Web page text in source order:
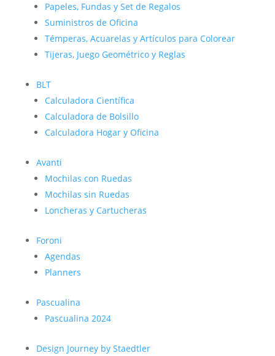
Papeles, Fundas y Set de Regalos
Suministros de Oficina
Témperas, Acuarelas y Artículos para Colorear
Tijeras, Juego Geométrico y Reglas
BLT
Calculadora Científica
Calculadora de Bolsillo
Calculadora Hogar y Oficina
Avanti
Mochilas con Ruedas
Mochilas sin Ruedas
Loncheras y Cartucheras
Foroni
Agendas
Planners
Pascualina
Pascualina 2024
Design Journey by Staedtler